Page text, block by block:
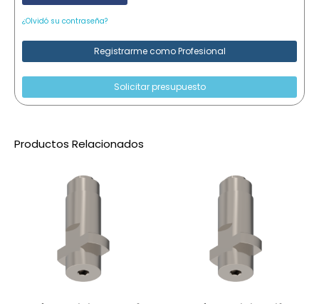
¿Olvidó su contraseña?
Registrarme como Profesional
Solicitar presupuesto
Productos Relacionados